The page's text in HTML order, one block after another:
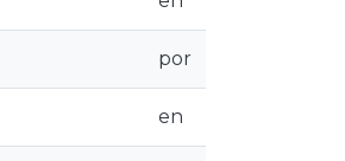
por
en